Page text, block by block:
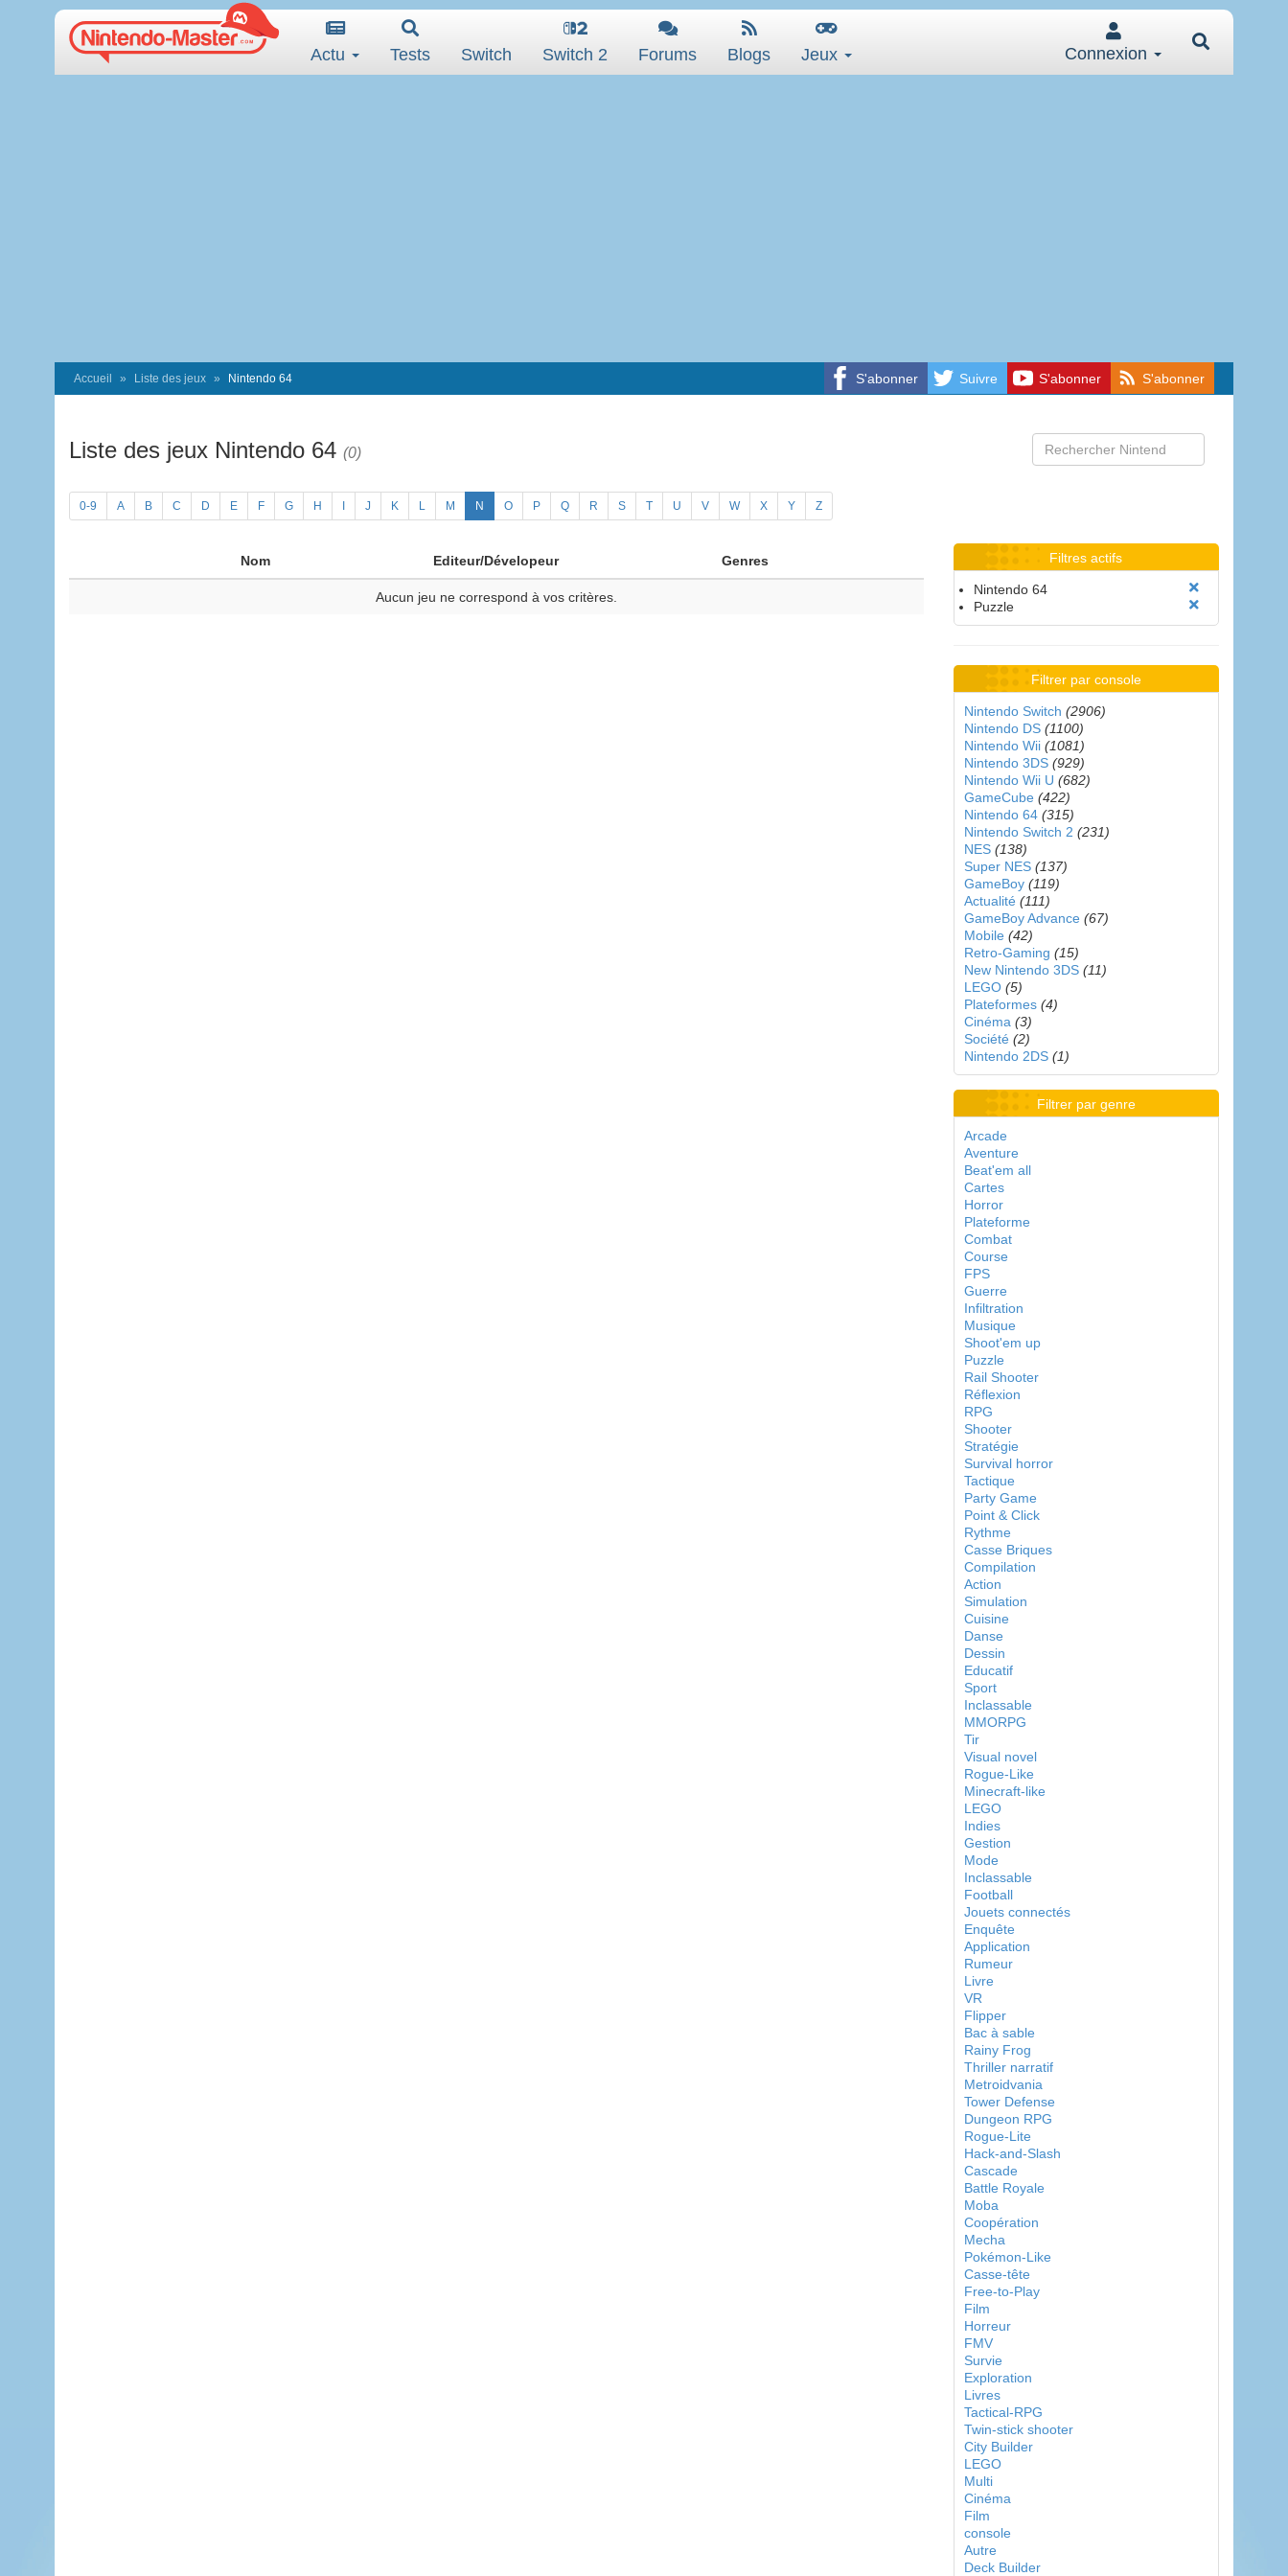
Actu Tests Switch Switch 2 Forums Blogs Jeux Connexion
S'abonner Suivre S'abonner S'abonner
Accueil Liste des jeux Nintendo 64
Liste des jeux Nintendo 64 (0)
0-9 A B C D E F G H J K L M N O P Q R S T U V W X Y Z
Nom Editeur/Dévelopeur Genres
Aucun jeu ne correspond à vos critères.
Filtres actifs
Nintendo 64
Puzzle
Filtrer par console
Nintendo Switch (2906)
Nintendo DS (1100)
Nintendo Wii (1081)
Nintendo 3DS (929)
Nintendo Wii U (682)
GameCube (422)
Nintendo 64 (315)
Nintendo Switch 2 (231)
NES (138)
Super NES (137)
GameBoy (119)
Actualité (111)
GameBoy Advance (67)
Mobile (42)
Retro-Gaming (15)
New Nintendo 3DS (11)
LEGO (5)
Plateformes (4)
Cinéma (3)
Société (2)
Nintendo 2DS (1)
Filtrer par genre
Arcade
Aventure
Beat'em all
Cartes
Horror
Plateforme
Combat
Course
FPS
Guerre
Infiltration
Musique
Shoot'em up
Puzzle
Rail Shooter
Réflexion
RPG
Shooter
Stratégie
Survival horror
Tactique
Party Game
Point & Click
Rythme
Casse Briques
Compilation
Action
Simulation
Cuisine
Danse
Dessin
Educatif
Sport
Inclassable
MMORPG
Tir
Visual novel
Rogue-Like
Minecraft-like
LEGO
Indies
Gestion
Mode
Inclassable
Football
Jouets connectés
Enquête
Application
Rumeur
Livre
VR
Flipper
Bac à sable
Rainy Frog
Thriller narratif
Metroidvania
Tower Defense
Dungeon RPG
Rogue-Lite
Hack-and-Slash
Cascade
Battle Royale
Moba
Coopération
Mecha
Pokémon-Like
Casse-tête
Free-to-Play
Film
Horreur
FMV
Survie
Exploration
Livres
Tactical-RPG
Twin-stick shooter
City Builder
LEGO
Multi
Cinéma
Film
console
Autre
Deck Builder